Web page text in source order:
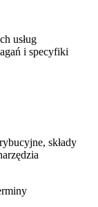
usług
i specyfiki
składy